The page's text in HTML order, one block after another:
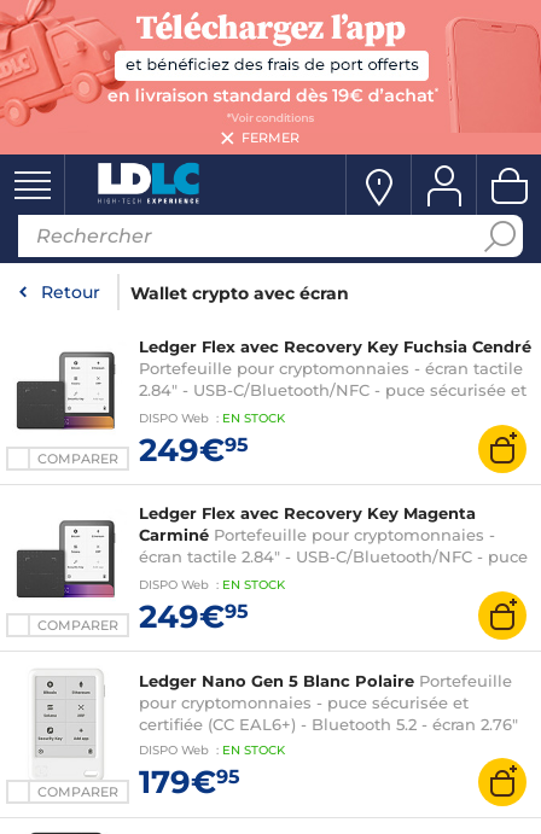
FERMER
Retour Wallet crypto avec écran
COMPARER
Ledger Flex avec Recovery Key Fuchsia Cendré
Portefeuille pour cryptomonnaies - écran tactile
2.84" - USB-C/Bluetooth/NFC - puce sécurisée et
certifiée (CC EAL6+)
DISPO Web : EN STOCK
249€95
COMPARER
Ledger Flex avec Recovery Key Magenta
Carminé Portefeuille pour cryptomonnaies -
écran tactile 2.84" - USB-C/Bluetooth/NFC - puce
sécurisée et certifiée (CC EAL6+)
DISPO Web : EN STOCK
249€95
COMPARER
Ledger Nano Gen 5 Blanc Polaire Portefeuille
pour cryptomonnaies - puce sécurisée et
certifiée (CC EAL6+) - Bluetooth 5.2 - écran 2.76"
DISPO Web : EN STOCK
179€95